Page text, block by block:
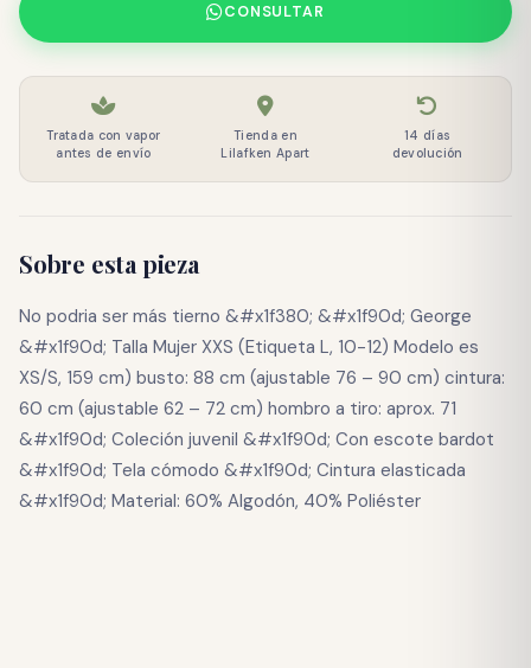
CONSULTAR
Tratada con vapor
antes de envío
Tienda en
Lilafken Apart
14 días
devolución
Sobre esta pieza
No podria ser más tierno &#x1f380; &#x1f90d; George
&#x1f90d; Talla Mujer XXS (Etiqueta L, 10-12) Modelo es
XS/S, 159 cm) busto: 88 cm (ajustable 76 – 90 cm) cintura:
60 cm (ajustable 62 – 72 cm) hombro a tiro: aprox. 71
&#x1f90d; Coleción juvenil &#x1f90d; Con escote bardot
&#x1f90d; Tela cómodo &#x1f90d; Cintura elasticada
&#x1f90d; Material: 60% Algodón, 40% Poliéster